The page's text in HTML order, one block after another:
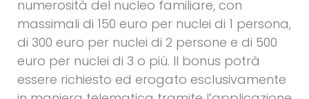
numerosità del nucleo familiare, con
massimali di 150 euro per nuclei di 1 persona,
di 300 euro per nuclei di 2 persone e di 500
euro per nuclei di 3 o più. Il bonus potrà
essere richiesto ed erogato esclusivamente